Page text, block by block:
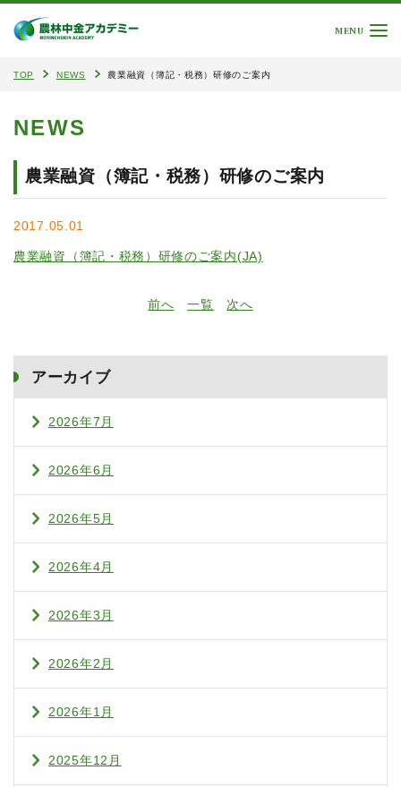
MENU
TOP NEWS 農業融資（簿記・税務）研修のご案内
NEWS
農業融資（簿記・税務）研修のご案内
2017.05.01
農業融資（簿記・税務）研修のご案内(JA)
前へ 一覧 次へ
アーカイブ
2026年7月
2026年6月
2026年5月
2026年4月
2026年3月
2026年2月
2026年1月
2025年12月